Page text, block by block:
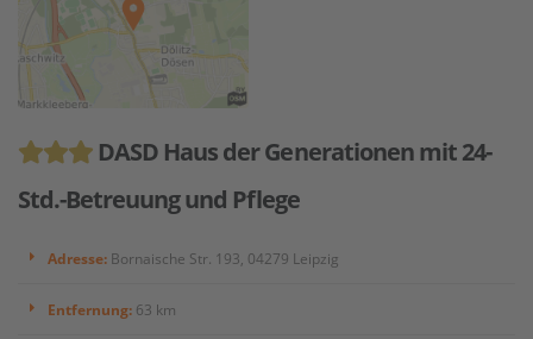
DASD Haus der Generationen mit 24-
Std.-Betreuung und Pflege
Adresse: Bornaische Str. 193, 04279 Leipzig
Entfernung: 63 km